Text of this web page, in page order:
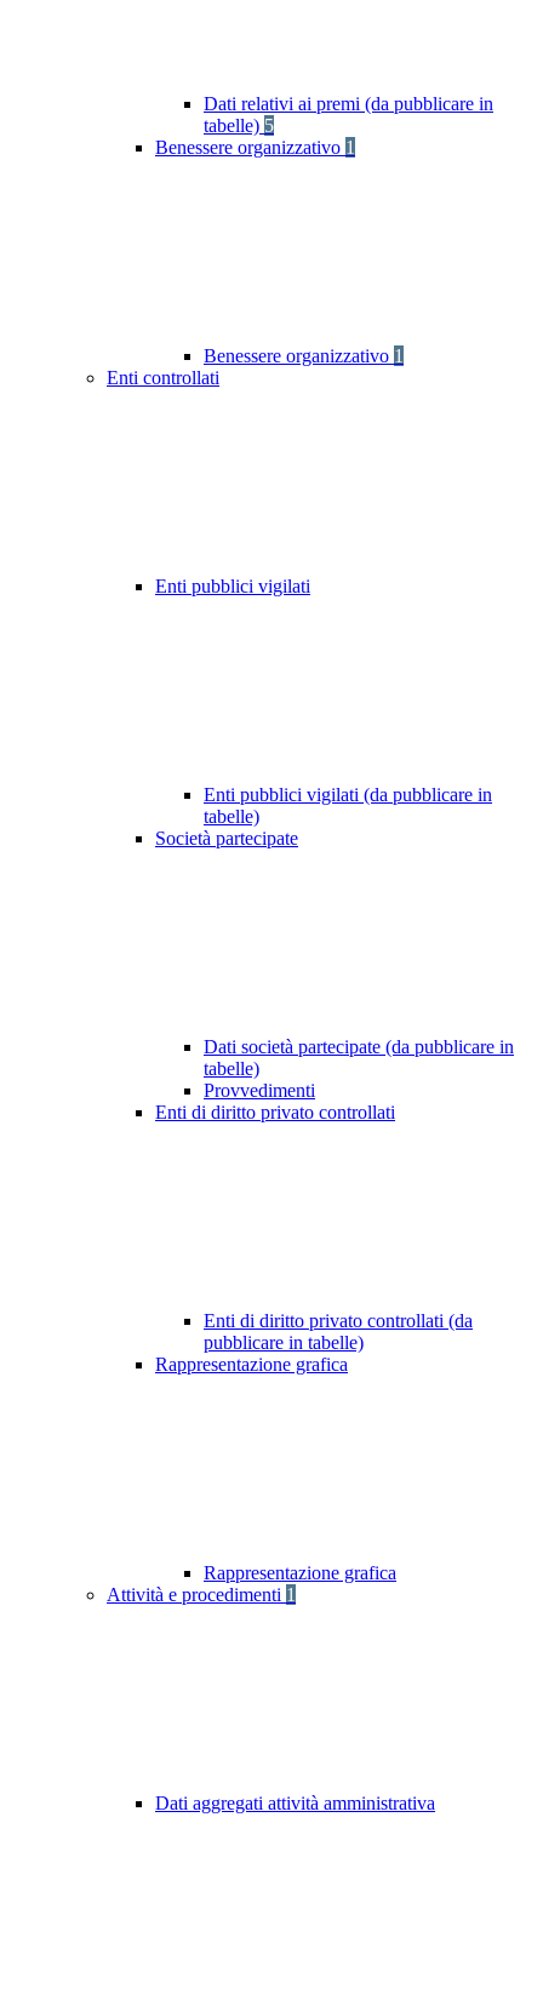
Dati relativi ai premi (da pubblicare in
tabelle) 5
Benessere organizzativo 1
Benessere organizzativo 1
Enti controllati
Enti pubblici vigilati
Enti pubblici vigilati (da pubblicare in
tabelle)
Società partecipate
Dati società partecipate (da pubblicare in
tabelle)
Provvedimenti
Enti di diritto privato controllati
Enti di diritto privato controllati (da
pubblicare in tabelle)
Rappresentazione grafica
Rappresentazione grafica
Attività e procedimenti 1
Dati aggregati attività amministrativa